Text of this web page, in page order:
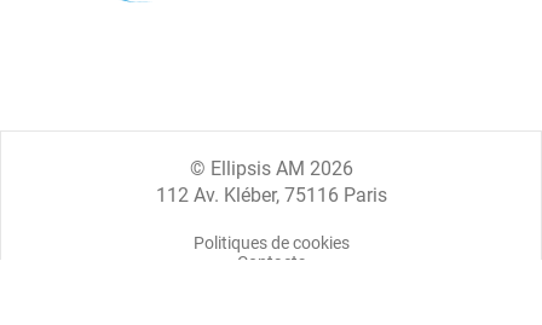
© Ellipsis AM 2026
112 Av. Kléber, 75116 Paris
Politiques de cookies
Contacts